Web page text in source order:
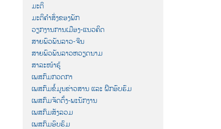
ມະຕິ
ມະຕິຄຳສັ່ງຂອງພັກ
ວຽກງານການເມືອງ-ແນວຄິດ
ສາຍພົວພັນລາວ-ຈີນ
ສາຍພົວພັນລາວຫວຽດນາມ
ສາລະໜ້າຮູ້
ເພສກົມກວດກາ
ເພສກົມຂໍ້ມູນຂ່າວສານ ແລະ ຝຶກອົບຮົມ
ເພສກົມຈັດຕັ້ງ-ພະນັກງານ
ເພສກົມສັງລວມ
ເພສກົມອົບຮົມ